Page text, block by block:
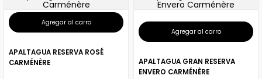
Agregar al carro
APALTAGUA RESERVA ROSÉ
CARMÉNÈRE
Agregar al carro
APALTAGUA GRAN RESERVA
ENVERO CARMÉNÈRE
santa ema
toro piedra
8.
bouchon